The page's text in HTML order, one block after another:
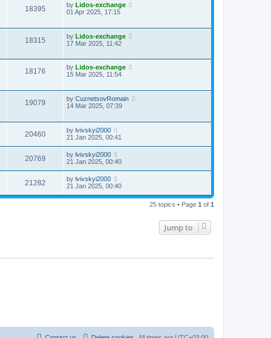
18395 by Lidos-exchange
01 Apr 2025, 17:15
18315 by Lidos-exchange
17 Mar 2025, 11:42
18176 by Lidos-exchange
15 Mar 2025, 11:54
19079 by CuznetsovRomain
14 Mar 2025, 07:39
20460 by lvivskyi2000
21 Jan 2025, 00:41
20769 by lvivskyi2000
21 Jan 2025, 00:40
21282 by lvivskyi2000
21 Jan 2025, 00:40
25 topics • Page 1 of 1
Jump to